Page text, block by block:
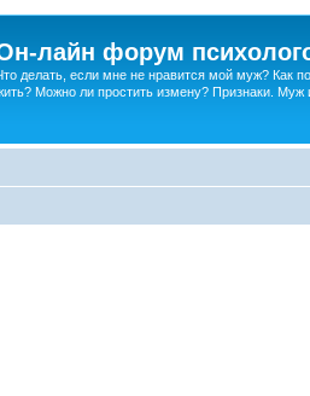
лайн форум
делать, если мне не нравится мой муж? Как
Можно ли простить измену? Признаки. Муж